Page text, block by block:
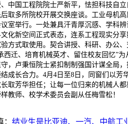
中国工程院院士严新平，怯担科技自
取多所院校开展交换座谈。工业母机
室举行。一处兼具汗青厚沉感、学科
化新空间正式表态，连系工程现实分
方式取使用。契合讲授、科研、办公
西迁、培育机械英才、留住校友回忆”
，卢秉恒院士紧扣制制强国计谋全局
成长合力。4月4日至8日，同窗们以芳
取芳华担任；让每一位归来的机械人都
教师、校学术委员会副从任梅雪松！
结业生是比亚迪、一汽、中航工